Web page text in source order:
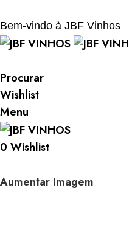
Bem-vindo à JBF Vinhos
Procurar
Wishlist
Menu
0 Wishlist
Aumentar Imagem